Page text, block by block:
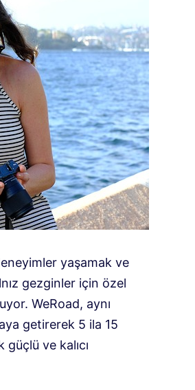
yaşamak ve
gezginler için özel
WeRoad, aynı
getirerek 5 ila 15
ve kalıcı